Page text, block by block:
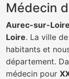
Médecin
Aurec-sur-Loire
Loire. La ville de
habitants et
département.
médecin pour